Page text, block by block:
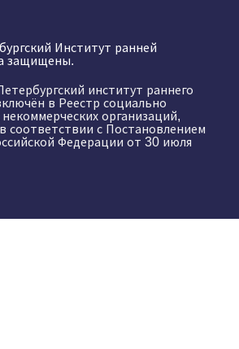
Институт ранней
защищены.
институт раннего
в Реестр социально
организаций,
соответствии с Постановлением
Федерации от 30 июля